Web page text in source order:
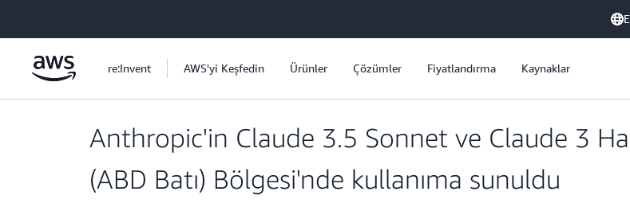
re:Invent AWS'yi Keşfedin Ürünler Çözümler Fiyatlandırma Kaynaklar
Anthropic'in Claude 3.5 Sonnet ve Claude 3
(ABD Batı) Bölgesi'nde kullanıma sunuldu